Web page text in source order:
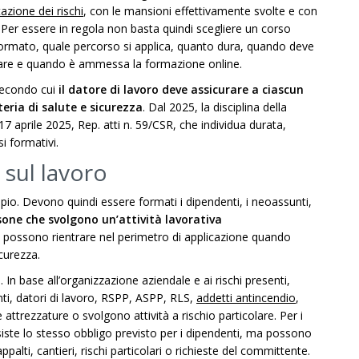
dei rischi, con le mansioni effettivamente svolte e con
essere in regola non basta quindi scegliere un corso
quale percorso si applica, quanto dura, quando deve
e quando è ammessa la formazione online.
cui il datore di lavoro deve assicurare a ciascun
di salute e sicurezza. Dal 2025, la disciplina della
aprile 2025, Rep. atti n. 59/CSR, che individua durata,
formativi.
lavoro
Devono quindi essere formati i dipendenti, i neoassunti,
che svolgono un’attività lavorativa
rientrare nel perimetro di applicazione quando
base all’organizzazione aziendale e ai rischi presenti,
datori di lavoro, RSPP, ASPP, RLS, addetti antincendio,
o svolgono attività a rischio particolare. Per i
lo stesso obbligo previsto per i dipendenti, ma possono
cantieri, rischi particolari o richieste del committente.